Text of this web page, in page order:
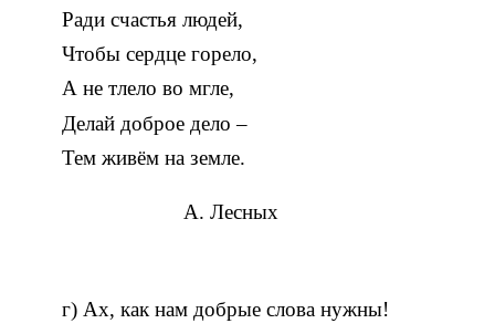
Ради счастья людей,
Чтобы сердце горело,
А не тлело во мгле,
Делай доброе дело –
Тем живём на земле.
А. Лесных
г) Ах, как нам добрые слова нужны!